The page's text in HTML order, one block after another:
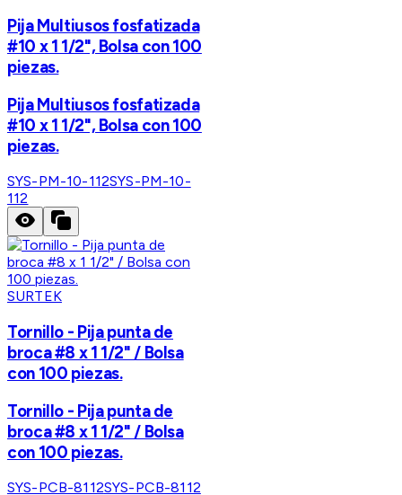
Pija Multiusos fosfatizada
#10 x 1 1/2", Bolsa con 100
piezas.
Pija Multiusos fosfatizada
#10 x 1 1/2", Bolsa con 100
piezas.
SYS-PM-10-112SYS-PM-10-
112
SURTEK
Tornillo - Pija punta de
broca #8 x 1 1/2" / Bolsa
con 100 piezas.
Tornillo - Pija punta de
broca #8 x 1 1/2" / Bolsa
con 100 piezas.
SYS-PCB-8112SYS-PCB-8112